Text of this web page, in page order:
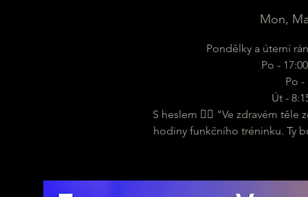
Mon,
Pondělky a úterní
Po -
Po -
Út -
S heslem 🏋️‍♂️ "Ve zdravém těle